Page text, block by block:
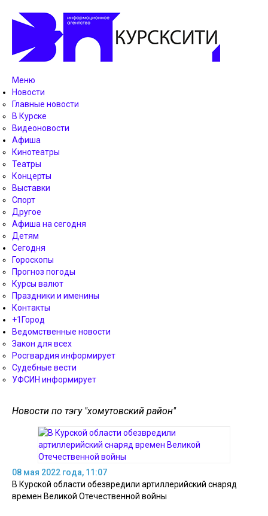
Меню
Новости
Главные новости
В Курске
Видеоновости
Афиша
Кинотеатры
Театры
Концерты
Выставки
Спорт
Другое
Афиша на сегодня
Детям
Сегодня
Гороскопы
Прогноз погоды
Курсы валют
Праздники и именины
Контакты
+1Город
Ведомственные новости
Закон для всех
Росгвардия информирует
Судебные вести
УФСИН информирует
Новости по тэгу "хомутовский район"
08 мая 2022 года, 11:07
В Курской области обезвредили артиллерийский снаряд
времен Великой Отечественной войны